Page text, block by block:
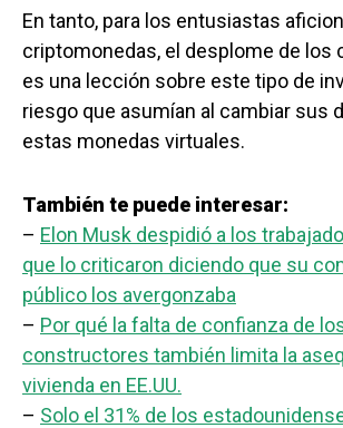
En tanto, para los entusiastas
criptomonedas, el desplome de los
es una lección sobre este tipo de
riesgo que asumían al cambiar sus
estas monedas virtuales.
También te puede interesar:
– Elon Musk despidió a los
que lo criticaron diciendo que su
público los avergonzaba
– Por qué la falta de confianza de
constructores también limita la
vivienda en EE.UU.
– Solo el 31% de los